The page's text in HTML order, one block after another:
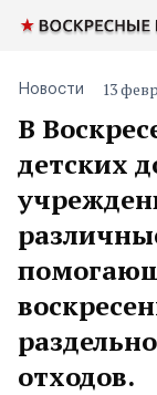
В
детских
отходов.
Новости 13